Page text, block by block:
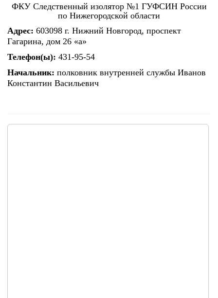
ФКУ Следственный изолятор №1 ГУФСИН России
по Нижегородской области
Адрес: 603098 г. Нижний Новгород, проспект
Гагарина, дом 26 «а»
Телефон(ы): 431-95-54
Начальник: полковник внутренней службы Иванов
Константин Васильевич